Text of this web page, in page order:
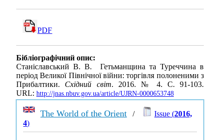
PDF
Бібліографічний опис:
Станіславський В. В. Гетьманщина та Туреччина в
період Великої Північної війни: торгівля полоненими з
Прибалтики. Східний світ. 2016. № 4. С. 91-103.
URL: http://jnas.nbuv.gov.ua/article/UJRN-0000653748
The World of the Orient / Issue (2016,
4)